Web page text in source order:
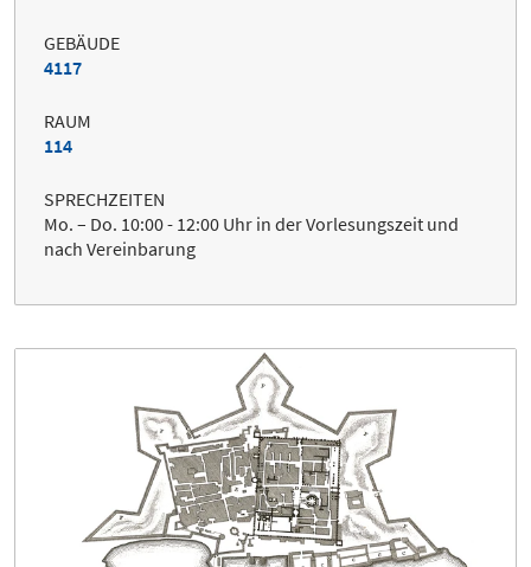
GEBÄUDE
4117
RAUM
114
SPRECHZEITEN
Mo. – Do. 10:00 - 12:00 Uhr in der Vorlesungszeit und
nach Vereinbarung